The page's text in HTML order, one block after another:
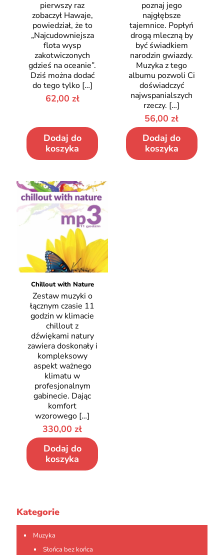
pierwszy raz
zobaczył Hawaje,
powiedział, że to
„Najcudowniejsza
flota wysp
zakotwiczonych
gdzieś na oceanie”.
Dziś można dodać
do tego tylko[…]
62,00 zł
Dodaj do
koszyka
poznaj jego
najgłębsze
tajemnice. Popłyń
drogą mleczną by
być świadkiem
narodzin gwiazdy.
Muzyka z tego
albumu pozwoli Ci
doświadczyć
najwspanialszych
rzeczy. […]
56,00zł
Dodaj do
koszyka
Chillout with Nature
Zestaw muzyki o
łącznym czasie 11
godzin w klimacie
chillout z
dźwiękami natury
zawiera doskonały i
kompleksowy
aspekt ważnego
klimatu w
profesjonalnym
gabinecie. Dając
komfort
wzorowego […]
330,00zł
Dodaj do
koszyka
Kategorie
Muzyka
Słońca bez końca